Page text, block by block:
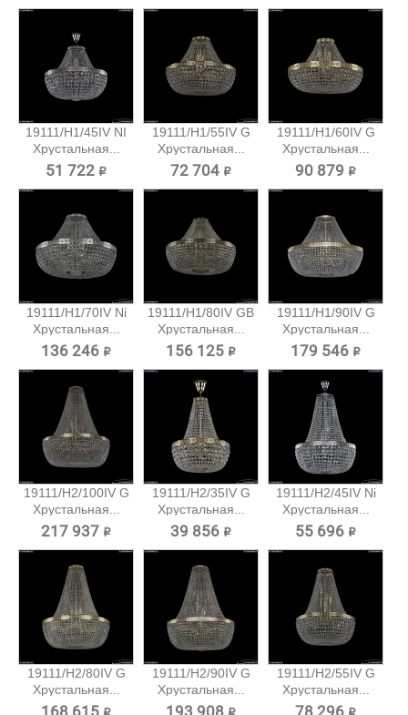
19111/H1/45IV NI
Хрустальная...
51 722 ₽
19111/H1/55IV G
Хрустальная...
72 704 ₽
19111/H1/60IV G
Хрустальная...
90 879 ₽
19111/H1/70IV Ni
Хрустальная...
136 246 ₽
19111/H1/80IV GB
Хрустальная...
156 125 ₽
19111/H1/90IV G
Хрустальная...
179 546 ₽
19111/H2/100IV G
Хрустальная...
217 937 ₽
19111/H2/35IV G
Хрустальная...
39 856 ₽
19111/H2/45IV Ni
Хрустальная...
55 696 ₽
19111/H2/80IV G
Хрустальная...
19111/H2/90IV G
Хрустальная...
19111/H2/55IV G
Хрустальная...